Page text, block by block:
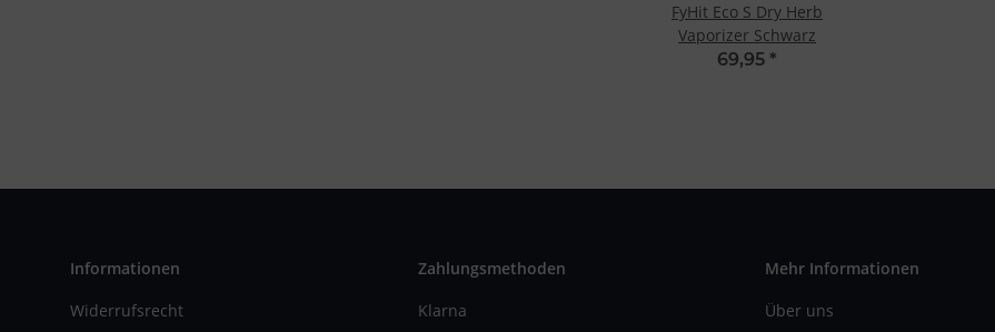
FyHit Eco S Dry Herb
Vaporizer Schwarz
69,95 *
Informationen
Widerrufsrecht
Zahlungsmethoden
Klarna
Mehr Informationen
Über uns